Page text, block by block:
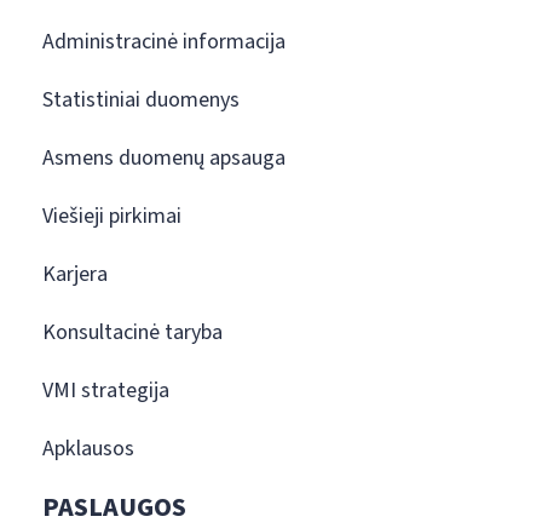
Administracinė informacija
Statistiniai duomenys
Asmens duomenų apsauga
Viešieji pirkimai
Karjera
Konsultacinė taryba
VMI strategija
Apklausos
PASLAUGOS